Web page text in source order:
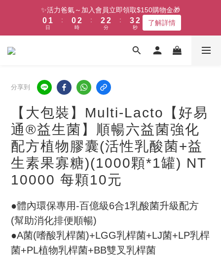
✨活力爸氣～加入會員立即領取$150購物金🎁
1
0
2
1
0
日
:
1
0
3
2
1
時
:
3
2
1
3
2
1
分
:
4
3
2
0
1
0
秒
了解詳情
分享到
【大包裝】Multi-Lacto【好易
通®益生菌】順暢六益菌強化
配方植物膠囊(活性乳酸菌+益
生素果寡糖)(1000顆*1罐) NT
10000 每顆10元
●體內環保專用-百億級6合1乳酸菌升級配方
(幫助消化排便順暢)
●A菌(嗜酸乳桿菌)+LGG乳桿菌+LJ菌+LP乳桿
菌+PL植物乳桿菌+BB雙叉乳桿菌